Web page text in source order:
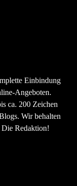
Einbindung
Angeboten.
ca. 200 Zeichen
Wir behalten
Die Redaktion!